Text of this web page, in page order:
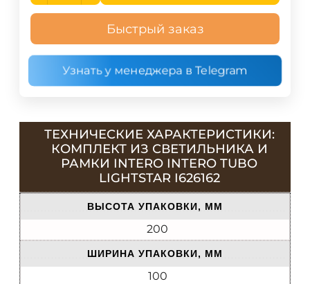
Быстрый заказ
Узнать у менеджера в Telegram
ТЕХНИЧЕСКИЕ ХАРАКТЕРИСТИКИ:
КОМПЛЕКТ ИЗ СВЕТИЛЬНИКА И
РАМКИ INTERO INTERO TUBO
LIGHTSTAR I626162
ВЫСОТА УПАКОВКИ, ММ
200
ШИРИНА УПАКОВКИ, ММ
100